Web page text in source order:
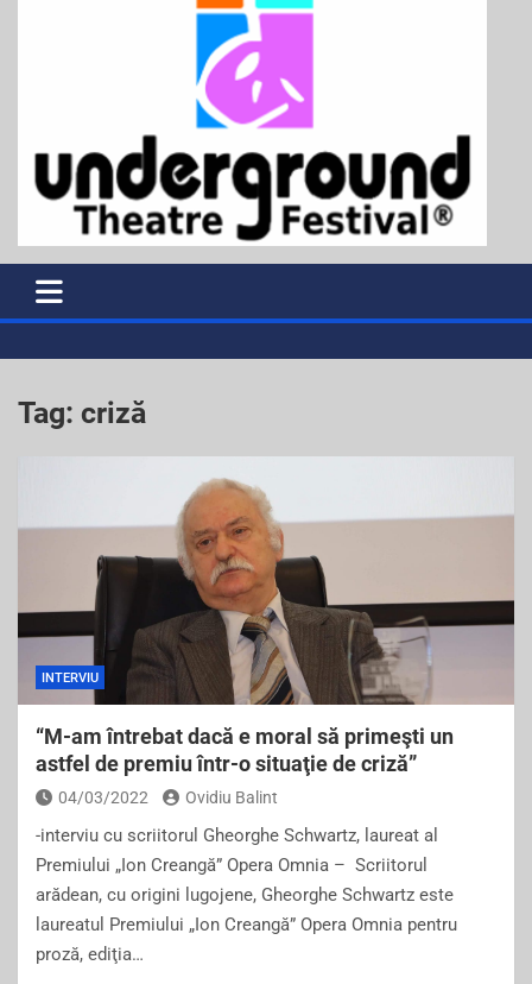
Tag: criză
INTERVIU
“M-am întrebat dacă e moral să primeşti un
astfel de premiu într-o situaţie de criză”
04/03/2022 Ovidiu Balint
-interviu cu scriitorul Gheorghe Schwartz, laureat al
Premiului „Ion Creangă” Opera Omnia – Scriitorul
arădean, cu origini lugojene, Gheorghe Schwartz este
laureatul Premiului „Ion Creangă” Opera Omnia pentru
proză, ediţia…